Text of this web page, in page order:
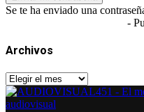
Se te ha enviado una
-
Archivos
Archivos